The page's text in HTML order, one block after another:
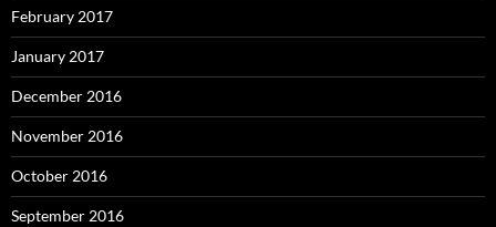
February 2017
January 2017
December 2016
November 2016
October 2016
September 2016